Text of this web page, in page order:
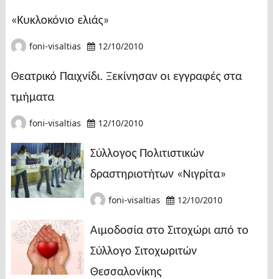
«Κυκλοκόνιο ελιάς»
foni-visaltias 12/10/2010
Θεατρικό Παιχνίδι. Ξεκίνησαν οι εγγραφές στα
τμήματα
foni-visaltias 12/10/2010
Σύλλογος Πολιτιστικών
δραστηριοτήτων «Νιγρίτα»
foni-visaltias 12/10/2010
Αιμοδοσία στο Σιτοχώρι από το
Σύλλογο Σιτοχωριτών
Θεσσαλονίκης